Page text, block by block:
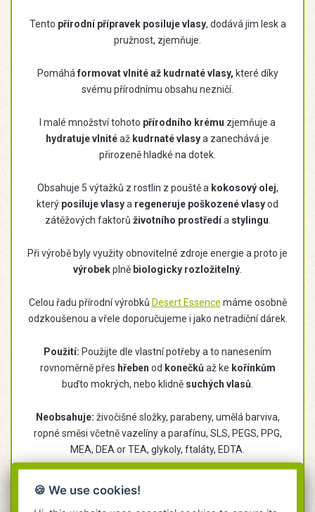
Tento přírodní přípravek posiluje vlasy, dodává jim lesk a
pružnost, zjemňuje.
Pomáhá formovat vlnité až kudrnaté vlasy, které díky
svému přírodnímu obsahu nezničí.
I malé množství tohoto přírodního krému zjemňuje a
hydratuje vlnitéaž kudrnaté vlasya zanechává je
přirozeně hladké na dotek.
Obsahuje 5 výtažků z rostlin z pouště a kokosový olej,
který posiluje vlasya regeneruje poškozené vlasyod
zátěžových faktorů životního prostředía stylingu
Při výrobě byly využity obnovitelné zdroje energie a proto je
výrobekplně biologicky rozložitelný
Celou řadu přírodní výrobků Desert Essence máme osobně
odzkoušenou a vřele doporučujeme i jako netradiční dárek.
Použití: Použijte dle vlastní potřeby a to nanesením
rovnoměrně přes hřeben od konečků až ke kořínkům
buďto mokrých, nebo klidně suchých vlasů
Neobsahuje: živočišné složky, parabeny, umělá barviva,
ropné směsi včetně vazelíny a parafínu, SLS, PEGS, PPG,
MEA, DEA or TEA, glykoly, ftaláty, EDTA.
Složení:
Behentrimonium Methosulfate, Avena Strigosa Seed
🍪 We use cookies!